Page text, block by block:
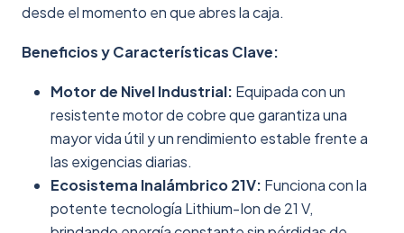
desde el momento en que abres la caja.
Beneficios y Características Clave:
Motor de Nivel Industrial: Equipada con un
resistente motor de cobre que garantiza una
mayor vida útil y un rendimiento estable frente a
las exigencias diarias.
Ecosistema Inalámbrico 21V: Funciona con la
potente tecnología Lithium-Ion de 21 V,